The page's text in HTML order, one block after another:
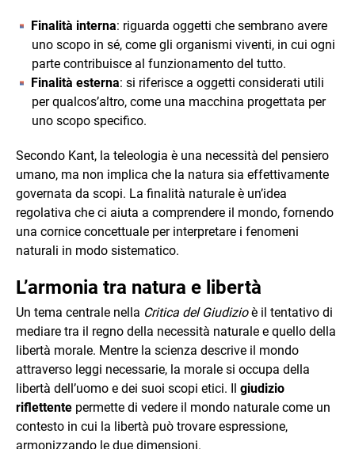
Finalità interna: riguarda oggetti che sembrano avere
uno scopo in sé, come gli organismi viventi, in cui ogni
parte contribuisce al funzionamento del tutto.
Finalità esterna: si riferisce a oggetti considerati utili
per qualcos’altro, come una macchina progettata per
uno scopo specifico.
Secondo Kant, la teleologia è una necessità del pensiero
umano, ma non implica che la natura sia effettivamente
governata da scopi. La finalità naturale è un’idea
regolativa che ci aiuta a comprendere il mondo, fornendo
una cornice concettuale per interpretare i fenomeni
naturali in modo sistematico.
L’armonia tra natura e libertà
Un tema centrale nella Critica del Giudizioè il tentativo di
mediare tra il regno della necessità naturale e quello della
libertà morale. Mentre la scienza descrive il mondo
attraverso leggi necessarie, la morale si occupa della
libertà dell’uomo e dei suoi scopi etici. Il giudizio
riflettente permette di vedere il mondo naturale come un
contesto in cui la libertà può trovare espressione,
armonizzando le due dimensioni.